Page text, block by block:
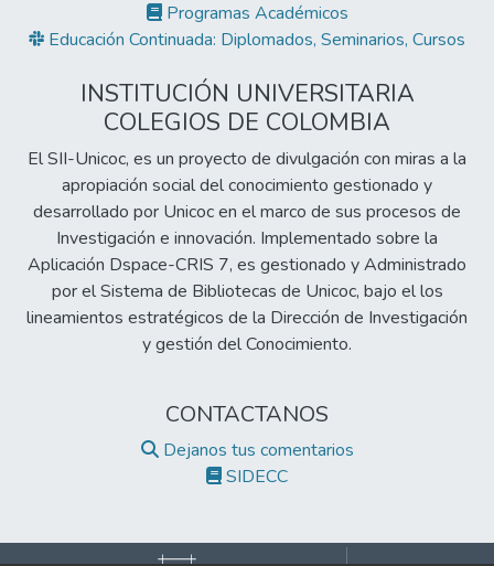
Programas Académicos
Educación Continuada: Diplomados, Seminarios, Cursos
INSTITUCIÓN UNIVERSITARIA
COLEGIOS DE COLOMBIA
El SII-Unicoc, es un proyecto de divulgación con miras a la
apropiación social del conocimiento gestionado y
desarrollado por Unicoc en el marco de sus procesos de
Investigación e innovación. Implementado sobre la
Aplicación Dspace-CRIS 7, es gestionado y Administrado
por el Sistema de Bibliotecas de Unicoc, bajo el los
lineamientos estratégicos de la Dirección de Investigación
y gestión del Conocimiento.
CONTACTANOS
Dejanos tus comentarios
SIDECC